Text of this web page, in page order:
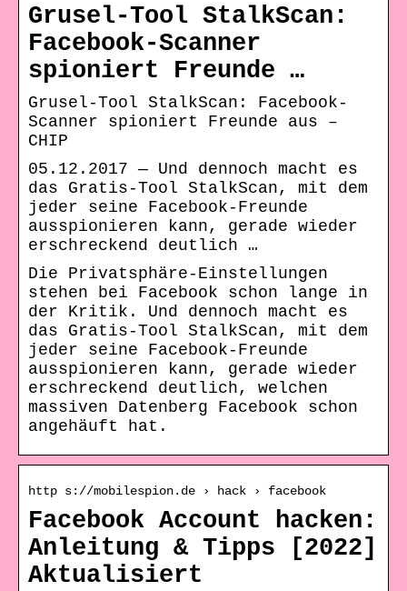
Grusel-Tool StalkScan:
Facebook-Scanner
spioniert Freunde …
Grusel-Tool StalkScan: Facebook-
Scanner spioniert Freunde aus –
CHIP
05.12.2017 — Und dennoch macht es
das Gratis-Tool StalkScan, mit dem
jeder seine Facebook-Freunde
ausspionieren kann, gerade wieder
erschreckend deutlich …
Die Privatsphäre-Einstellungen
stehen bei Facebook schon lange in
der Kritik. Und dennoch macht es
das Gratis-Tool StalkScan, mit dem
jeder seine Facebook-Freunde
ausspionieren kann, gerade wieder
erschreckend deutlich, welchen
massiven Datenberg Facebook schon
angehäuft hat.
http s://mobilespion.de › hack › facebook
Facebook Account hacken:
Anleitung & Tipps [2022]
Aktualisiert